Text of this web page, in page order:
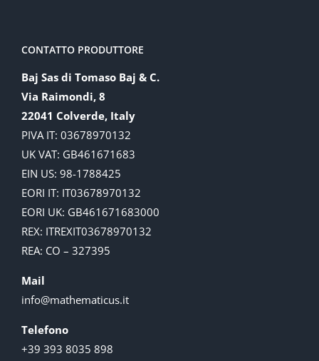
CONTATTO PRODUTTORE
Baj Sas di Tomaso Baj & C.
Via Raimondi, 8
22041 Colverde, Italy
PIVA IT: 03678970132
UK VAT: GB461671683
EIN US: 98-1788425
EORI IT: IT03678970132
EORI UK: GB461671683000
REX: ITREXIT03678970132
REA: CO – 327395
Mail
info@mathematicus.it
Telefono
+39 393 8035 898